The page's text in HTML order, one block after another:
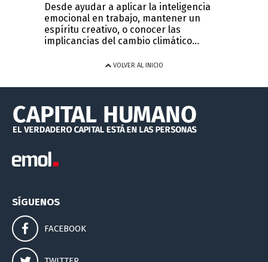
Desde ayudar a aplicar la inteligencia
emocional en trabajo, mantener un
espíritu creativo, o conocer las
implicancias del cambio climático...
VOLVER AL INICIO
SÍGUENOS
FACEBOOK